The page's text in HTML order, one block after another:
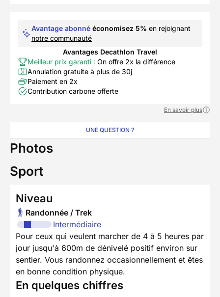
Avantage abonné économisez 5% en rejoignant
notre communauté
Avantages Decathlon Travel
Meilleur prix garanti : On offre 2x la différence
Annulation gratuite à plus de 30j
Paiement en 2x
Contribution carbone offerte
En savoir plus
UNE QUESTION ?
Photos
Sport
Niveau
Randonnée / Trek
Intermédiaire
Pour ceux qui veulent marcher de 4 à 5 heures par
jour jusqu'à 600m de dénivelé positif environ sur
sentier. Vous randonnez occasionnellement et êtes
en bonne condition physique.
En quelques chiffres